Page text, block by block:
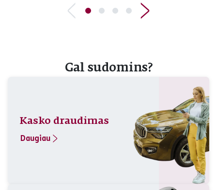
Gal sudomins?
Kasko draudimas
Daugiau